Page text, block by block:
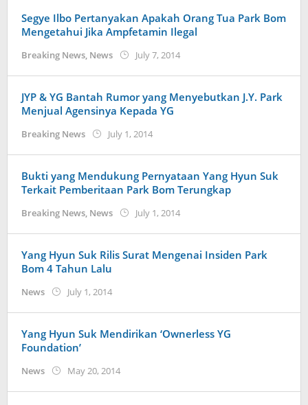
Segye Ilbo Pertanyakan Apakah Orang Tua Park Bom
Mengetahui Jika Ampfetamin Ilegal
Breaking News, News July 7, 2014by
JYP & YG Bantah Rumor yang Menyebutkan J.Y. Park
Menjual Agensinya Kepada YG
Breaking News July 1, 2014by
Bukti yang Mendukung Pernyataan Yang Hyun Suk
Terkait Pemberitaan Park Bom Terungkap
Breaking News, News July 1, 2014by
Yang Hyun Suk Rilis Surat Mengenai Insiden Park
Bom 4 Tahun Lalu
News July 1, 2014by
Yang Hyun Suk Mendirikan ‘Ownerless YG
Foundation’
News May 20, 2014by